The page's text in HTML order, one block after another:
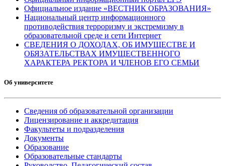
Официальное издание «ВЕСТНИК ОБРАЗОВАНИЯ»
Национальный центр информационного
противодействия терроризму и экстремизму в
образовательной среде и сети Интернет
СВЕДЕНИЯ О ДОХОДАХ, ОБ ИМУЩЕСТВЕ И
ОБЯЗАТЕЛЬСТВАХ ИМУЩЕСТВЕННОГО
ХАРАКТЕРА РЕКТОРА И ЧЛЕНОВ ЕГО СЕМЬИ
Об университете
Сведения об образовательной организации
Лицензирование и аккредитация
Факультеты и подразделения
Документы
Образование
Образовательные стандарты